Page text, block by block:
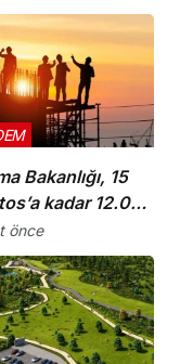
elektrik kesintisi
Bakanlığı, 15
kadar 12.00-
arasında
altında çalışmayı
önce